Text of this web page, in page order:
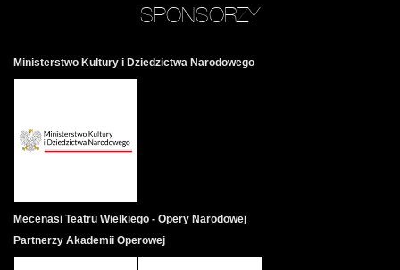
SPONSORZY
Ministerstwo Kultury i Dziedzictwa Narodowego
Mecenasi Teatru Wielkiego - Opery Narodowej
Partnerzy Akademii Operowej